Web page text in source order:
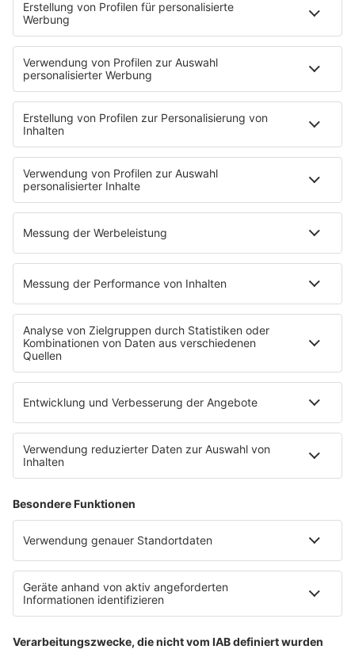
HOME
INFOS
Kontakt
Jobs & Praktika
Pressekontakt
Presse & Downloads
Wetter
EMPFANG
Übersicht
bigFM App
radio.de
radioplayer.de
Partner
WERBUNG
Leistungen und Produkte
Mediadaten und Preisliste
Ansprechpartner
RECHTLICHES
Impressum
Datenschutz
Datenschutzeinstellungen
Datenverarbeitung bei Gewinnspielen
Teilnahmebedingungen
Bildnachweise